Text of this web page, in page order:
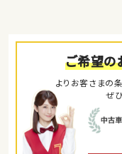
ご希望の
よりお客さまの
ぜ